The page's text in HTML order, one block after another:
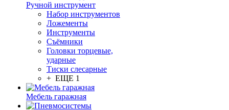
Ручной инструмент
Набор инструментов
Ложементы
Инструменты
Съёмники
Головки торцевые,
ударные
Тиски слесарные
+ ЕЩЕ 1
Мебель гаражная